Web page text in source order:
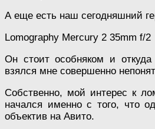
А еще есть наш сегодняшний
Lomography Mercury 2 35mm f/2
Он стоит особняком и
взялся мне совершенно
Собственно, мой интерес к
начался именно с того, что
объектив на Авито.